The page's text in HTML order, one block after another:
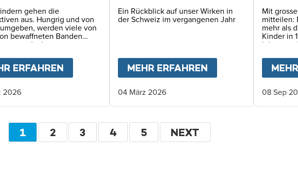
BRAUCHEN UNS JETZT
gehen die
aus. Hungrig und von
werden viele von
bewaffneten Banden
– angelockt vom
ERFAHREN EINE SICHERE KINDHEIT FÜR HAITIS
2026
Ein Rückblick auf unser Wirken in
der Schweiz im vergangenen Jahr
MEHR ERFAHREN
04 März 2026
Mit
mitteilen:
mehr als
Kinder in
08 Sep
Seitennummerierung
AKTUELLE
1 SEITE
2 SEITE
3 SEITE
4 SEITE
5 WEITER
NEXT